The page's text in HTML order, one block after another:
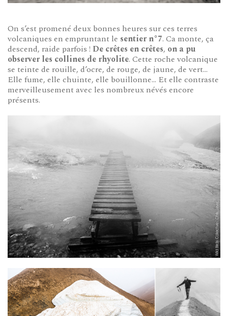
On s’est promené deux bonnes heures sur ces terres
volcaniques en empruntant le sentier n°7. Ca monte, ça
descend, raide parfois ! De crêtes en crêtes, on a pu
observer les collines de rhyolite. Cette roche volcanique
se teinte de rouille, d’ocre, de rouge, de jaune, de vert…
Elle fume, elle chuinte, elle bouillonne… Et elle contraste
merveilleusement avec les nombreux névés encore
présents.